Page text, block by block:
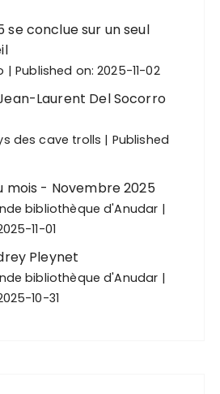
se conclue sur un seul
Published on: 2025-11-02
Laurent Del Socorro
des cave trolls
Published
mois - Novembre 2025
bibliothèque d'Anudar
11-01
Pleynet
bibliothèque d'Anudar
10-31